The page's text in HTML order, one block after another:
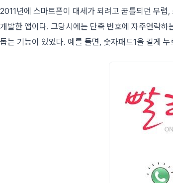
2011년에 스마트폰이 대세가 되려고 꿈틀되던 무
개발한 앱이다. 그당시에는 단축 번호에 자주연락
돕는 기능이 있었다. 예를 들면, 숫자패드1을 길게